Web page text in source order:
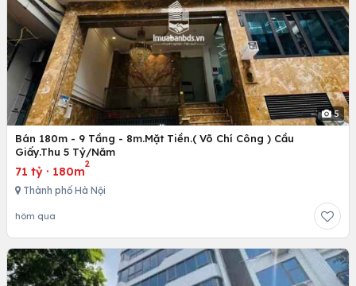
5
Bán 180m - 9 Tầng - 8m.Mặt Tiền.( Võ Chí Công ) Cầu
Giấy.Thu 5 Tỷ/Năm
71 tỷ · 180m
2
Thành phố Hà Nội
hôm qua